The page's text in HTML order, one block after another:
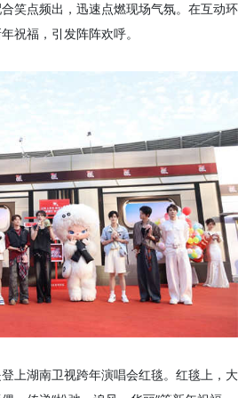
笑点频出，迅速点燃现场气氛。在互动环
祝福，引发阵阵欢呼。
湖南卫视跨年演唱会红毯。红毯上，大